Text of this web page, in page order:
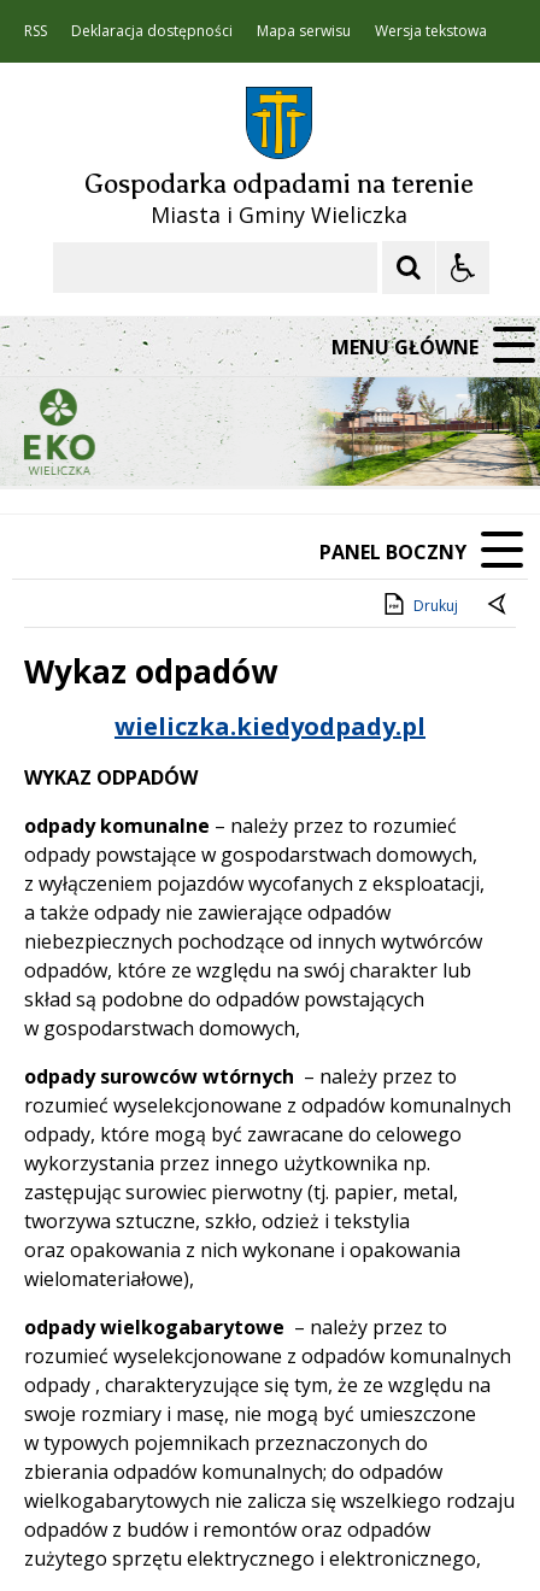
RSS Deklaracja dostępności Mapa serwisu Wersja tekstowa
Gospodarka odpadami na terenie
Miasta i Gminy Wieliczka
MENU GŁÓWNE
PANEL BOCZNY
Drukuj
Wykaz odpadów
wieliczka.kiedyodpady.pl
WYKAZ ODPADÓW
odpady komunalne – należy przez to rozumieć
odpady powstające w gospodarstwach domowych,
z wyłączeniem pojazdów wycofanych z eksploatacji,
a także odpady nie zawierające odpadów
niebezpiecznych pochodzące od innych wytwórców
odpadów, które ze względu na swój charakter lub
skład są podobne do odpadów powstających
w gospodarstwach domowych,
odpady surowców wtórnych – należy przez to
rozumieć wyselekcjonowane z odpadów komunalnych
odpady, które mogą być zawracane do celowego
wykorzystania przez innego użytkownika np.
zastępując surowiec pierwotny (tj. papier, metal,
tworzywa sztuczne, szkło, odzież i tekstylia
oraz opakowania z nich wykonane i opakowania
wielomateriałowe),
odpady wielkogabarytowe – należy przez to
rozumieć wyselekcjonowane z odpadów komunalnych
odpady , charakteryzujące się tym, że ze względu na
swoje rozmiary i masę, nie mogą być umieszczone
w typowych pojemnikach przeznaczonych do
zbierania odpadów komunalnych; do odpadów
wielkogabarytowych nie zalicza się wszelkiego rodzaju
odpadów z budów i remontów oraz odpadów
zużytego sprzętu elektrycznego i elektronicznego,